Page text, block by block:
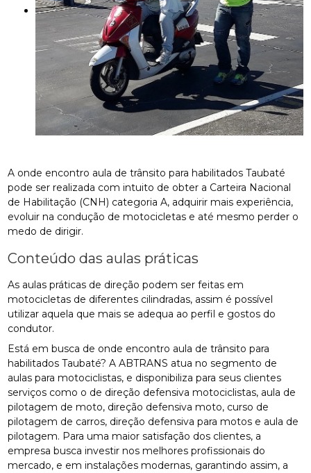
A onde encontro aula de trânsito para habilitados Taubaté
pode ser realizada com intuito de obter a Carteira Nacional
de Habilitação (CNH) categoria A, adquirir mais experiência,
evoluir na condução de motocicletas e até mesmo perder o
medo de dirigir.
Conteúdo das aulas práticas
As aulas práticas de direção podem ser feitas em
motocicletas de diferentes cilindradas, assim é possível
utilizar aquela que mais se adequa ao perfil e gostos do
condutor.
Está em busca de onde encontro aula de trânsito para
habilitados Taubaté? A ABTRANS atua no segmento de
aulas para motociclistas, e disponibiliza para seus clientes
serviços como o de direção defensiva motociclistas, aula de
pilotagem de moto, direção defensiva moto, curso de
pilotagem de carros, direção defensiva para motos e aula de
pilotagem. Para uma maior satisfação dos clientes, a
empresa busca investir nos melhores profissionais do
mercado, e em instalações modernas, garantindo assim, a